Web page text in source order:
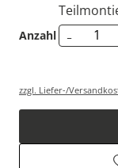
Anzahl -
zzgl. Liefer-/